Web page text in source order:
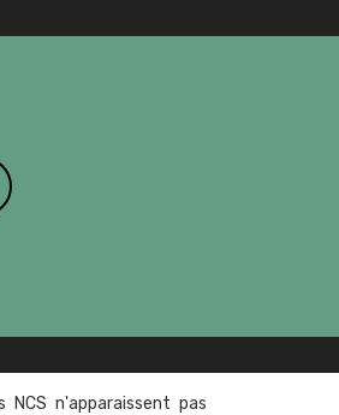
NCS n'apparaissent pas